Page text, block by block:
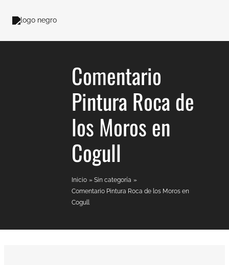
Comentario
Pintura Roca de
los Moros en
Cogull
Inicio
Sin categoría
Comentario Pintura Roca de los Moros en
Cogull